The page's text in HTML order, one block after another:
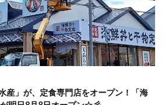
産」が、定食専門店をオープン！「海